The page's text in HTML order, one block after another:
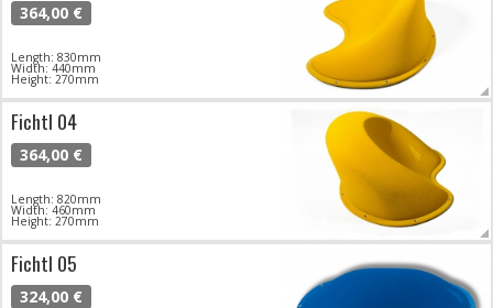
364,00 €
Length: 830mm
Width: 440mm
Height: 270mm
Fichtl 04
364,00 €
Length: 820mm
Width: 460mm
Height: 270mm
Fichtl 05
324,00 €